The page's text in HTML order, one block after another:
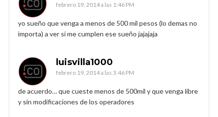
febrero 19, 2014 a las 1:46 PM
yo sueño que venga a menos de 500 mil pesos (lo demas no
importa) a ver si me cumplen ese sueño jajajaja
luisvilla1000
febrero 19, 2014 a las 3:46 PM
de acuerdo… que cueste menos de 500mil y que venga libre
y sin modificaciones de los operadores